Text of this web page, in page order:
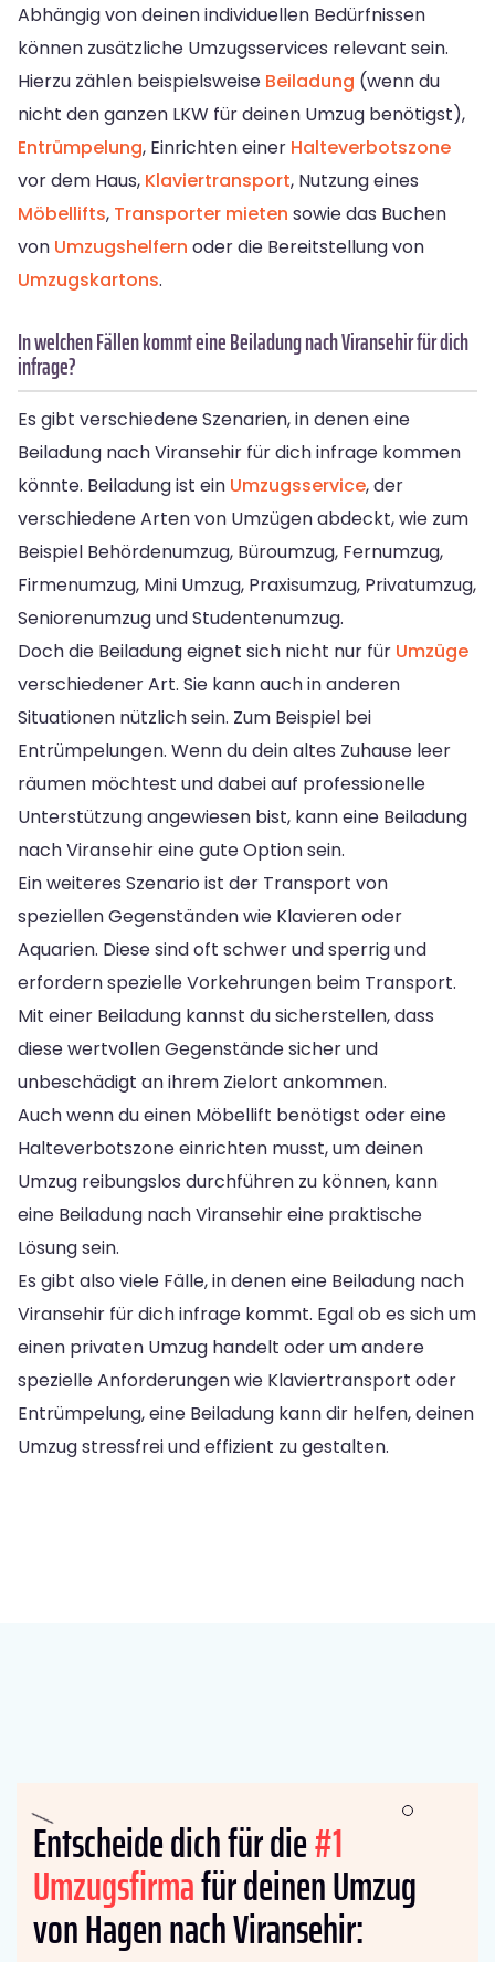
Abhängig von deinen individuellen Bedürfnissen
können zusätzliche Umzugsservices relevant sein.
Hierzu zählen beispielsweise Beiladung (wenn du
nicht den ganzen LKW für deinen Umzug benötigst),
Entrümpelung, Einrichten einer Halteverbotszone
vor dem Haus, Klaviertransport, Nutzung eines
Möbellifts, Transporter mieten sowie das Buchen
von Umzugshelfern oder die Bereitstellung von
Umzugskartons.
In welchen Fällen kommt eine Beiladung nach Viransehir für dich
infrage?
Es gibt verschiedene Szenarien, in denen eine
Beiladung nach Viransehir für dich infrage kommen
könnte. Beiladung ist ein Umzugsservice, der
verschiedene Arten von Umzügen abdeckt, wie zum
Beispiel Behördenumzug, Büroumzug, Fernumzug,
Firmenumzug, Mini Umzug, Praxisumzug, Privatumzug,
Seniorenumzug und Studentenumzug.
Doch die Beiladung eignet sich nicht nur für Umzüge
verschiedener Art. Sie kann auch in anderen
Situationen nützlich sein. Zum Beispiel bei
Entrümpelungen. Wenn du dein altes Zuhause leer
räumen möchtest und dabei auf professionelle
Unterstützung angewiesen bist, kann eine Beiladung
nach Viransehir eine gute Option sein.
Ein weiteres Szenario ist der Transport von
speziellen Gegenständen wie Klavieren oder
Aquarien. Diese sind oft schwer und sperrig und
erfordern spezielle Vorkehrungen beim Transport.
Mit einer Beiladung kannst du sicherstellen, dass
diese wertvollen Gegenstände sicher und
unbeschädigt an ihrem Zielort ankommen.
Auch wenn du einen Möbellift benötigst oder eine
Halteverbotszone einrichten musst, um deinen
Umzug reibungslos durchführen zu können, kann
eine Beiladung nach Viransehir eine praktische
Lösung sein.
Es gibt also viele Fälle, in denen eine Beiladung nach
Viransehir für dich infrage kommt. Egal ob es sich um
einen privaten Umzug handelt oder um andere
spezielle Anforderungen wie Klaviertransport oder
Entrümpelung, eine Beiladung kann dir helfen, deinen
Umzug stressfrei und effizient zu gestalten.
Entscheide dich für die#1
Umzugsfirmafür deinen Umzug
von Hagen nach Viransehir: